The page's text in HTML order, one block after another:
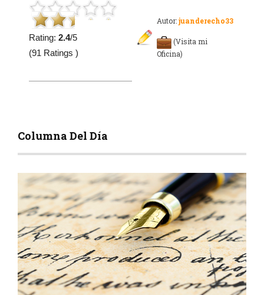
Rating: 2.4/5
(91 Ratings )
Autor:juanderecho33
(Visita mi
Oficina)
Columna Del Día